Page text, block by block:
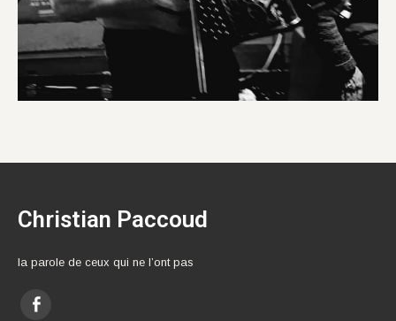
Christian Paccoud
la parole de ceux qui ne l’ont pas